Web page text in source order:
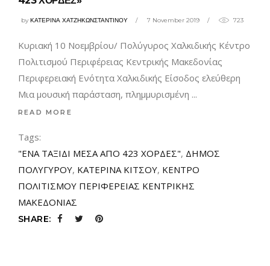
byΚΑΤΕΡΙΝΑ ΧΑΤΖΗΚΩΝΣΤΑΝΤΙΝΟΥ 7 November 2019 723
Κυριακή 10 Νοεμβρίου/ Πολύγυρος Χαλκιδικής Κέντρο
Πολιτισμού Περιφέρειας Κεντρικής Μακεδονίας
Περιφερειακή Ενότητα Χαλκιδικής Είσοδος ελεύθερη
Μια μουσική παράσταση, πλημμυρισμένη
READ MORE
Tags:
"ΕΝΑ ΤΑΞΙΔΙ ΜΕΣΑ ΑΠΟ 423 ΧΟΡΔΕΣ", ΔΗΜΟΣ
ΠΟΛΥΓΥΡΟΥ, ΚΑΤΕΡΙΝΑ ΚΙΤΣΟΥ, ΚΕΝΤΡΟ
ΠΟΛΙΤΙΣΜΟΥ ΠΕΡΙΦΕΡΕΙΑΣ ΚΕΝΤΡΙΚΗΣ
ΜΑΚΕΔΟΝΙΑΣ
SHARE: